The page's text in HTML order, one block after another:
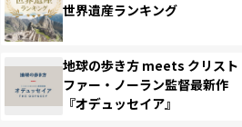
世界遺産ランキング
地球の歩き方 meets クリスト
ファー・ノーラン監督最新作
『オデュッセイア』